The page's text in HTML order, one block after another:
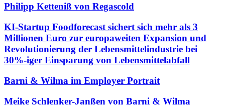
Philipp Ketteniß von Regascold
KI-Startup Foodforecast sichert sich mehr als 3
Millionen Euro zur europaweiten Expansion und
Revolutionierung der Lebensmittelindustrie bei
30%-iger Einsparung von Lebensmittelabfall
Barni & Wilma im Employer Portrait
Meike Schlenker-Janßen von Barni & Wilma